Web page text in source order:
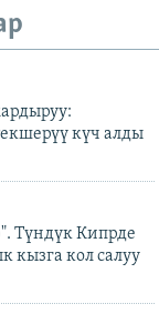
күч алды
Түндүк Кипрде
кызга кол салуу